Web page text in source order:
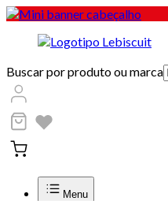
Buscar por produto ou marca
Menu